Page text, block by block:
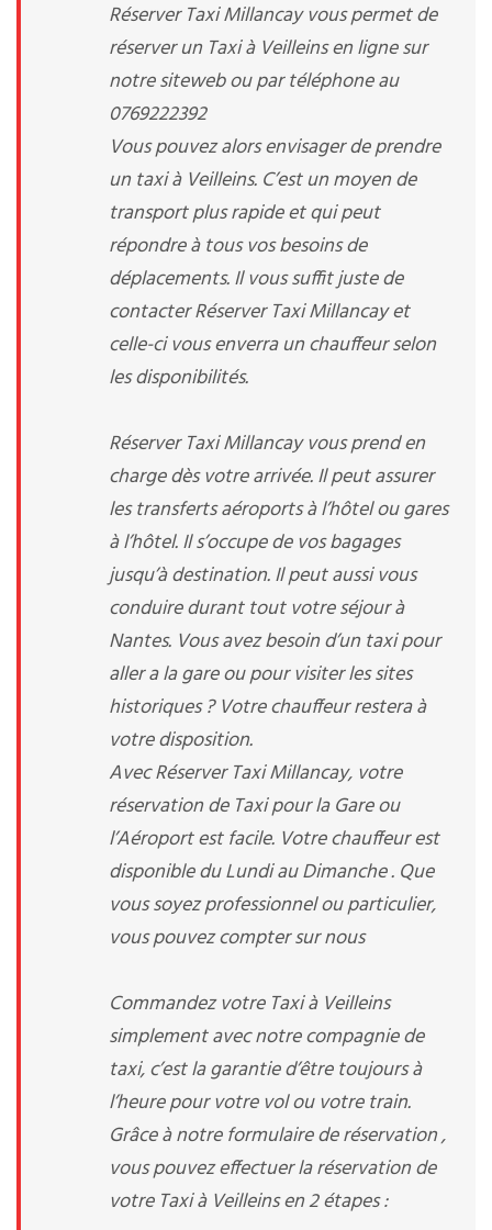
Réserver Taxi Millancay vous permet de
réserver un Taxi à Veilleins en ligne sur
notre siteweb ou par téléphone au
0769222392
Vous pouvez alors envisager de prendre
un taxi à Veilleins. C’est un moyen de
transport plus rapide et qui peut
répondre à tous vos besoins de
déplacements. Il vous suffit juste de
contacter Réserver Taxi Millancay et
celle-ci vous enverra un chauffeur selon
les disponibilités.
Réserver Taxi Millancay vous prend en
charge dès votre arrivée. Il peut assurer
les transferts aéroports à l’hôtel ou gares
à l’hôtel. Il s’occupe de vos bagages
jusqu’à destination. Il peut aussi vous
conduire durant tout votre séjour à
Nantes. Vous avez besoin d’un taxi pour
aller a la gare ou pour visiter les sites
historiques ? Votre chauffeur restera à
votre disposition.
Avec Réserver Taxi Millancay, votre
réservation de Taxi pour la Gare ou
l’Aéroport est facile. Votre chauffeur est
disponible du Lundi au Dimanche . Que
vous soyez professionnel ou particulier,
vous pouvez compter sur nous
Commandez votre Taxi à Veilleins
simplement avec notre compagnie de
taxi, c’est la garantie d’être toujours à
l’heure pour votre vol ou votre train.
Grâce à notre formulaire de réservation ,
vous pouvez effectuer la réservation de
votre Taxi à Veilleins en 2 étapes :